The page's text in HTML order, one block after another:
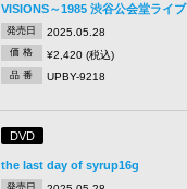
VISIONS～1985 渋谷公会堂ライブ
発売日 2025.05.28
価 格 ¥2,420 (税込)
品 番 UPBY-9218
DVD
the last day of syrup16g
発売日